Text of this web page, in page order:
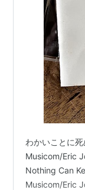
わかいことに
Musicom/Eric
Nothing Can
Musicom/Eric